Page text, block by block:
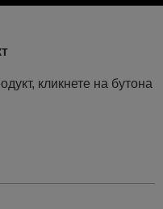
кликнете на бутона